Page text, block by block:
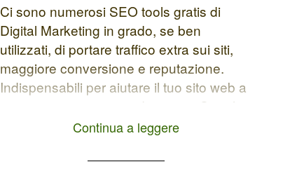
Ci sono numerosi SEO tools gratis di
Digital Marketing in grado, se ben
utilizzati, di portare traffico extra sui siti,
maggiore conversione e reputazione.
Indispensabili per aiutare il tuo sito web a
posizionarsi sui motori di ricerca: Google,
social media, YouTube, forum, risposte
velocizzano il tuo lavoro di analisi […]
Continua a leggere